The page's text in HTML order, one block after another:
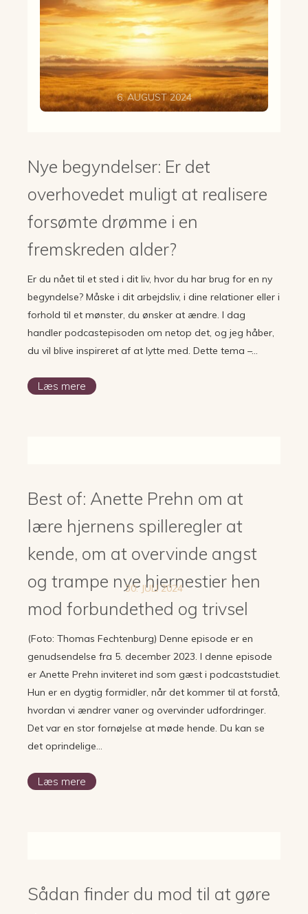
Nye begyndelser: Er det
overhovedet muligt at realisere
forsømte drømme i en
fremskreden alder?
6. AUGUST 2024
Er du nået til et sted i dit liv, hvor du har brug for en ny
begyndelse? Måske i dit arbejdsliv, i dine relationer eller i
forhold til et mønster, du ønsker at ændre. I dag
handler podcastepisoden om netop det, og jeg håber,
du vil blive inspireret af at lytte med. Dette tema –…
Læs mere
Best of: Anette Prehn om at
lære hjernens spilleregler at
kende, om at overvinde angst
og trampe nye hjernestier hen
mod forbundethed og trivsel
30. JULI 2024
(Foto: Thomas Fechtenburg) Denne episode er en
genudsendelse fra 5. december 2023. I denne episode
er Anette Prehn inviteret ind som gæst i podcaststudiet.
Hun er en dygtig formidler, når det kommer til at forstå,
hvordan vi ændrer vaner og overvinder udfordringer.
Det var en stor fornøjelse at møde hende. Du kan se
det oprindelige…
Læs mere
Sådan finder du mod til at gøre